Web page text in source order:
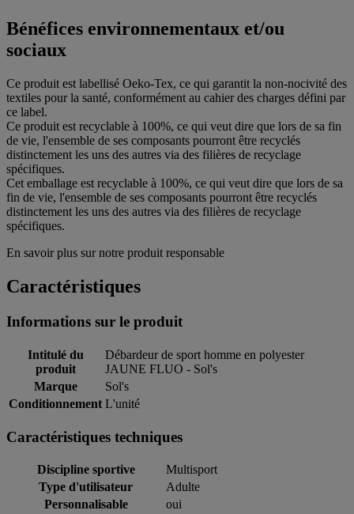
Bénéfices environnementaux et/ou
sociaux
Ce produit est labellisé Oeko-Tex, ce qui garantit la non-nocivité des
textiles pour la santé, conformément au cahier des charges défini par
ce label.
Ce produit est recyclable à 100%, ce qui veut dire que lors de sa fin
de vie, l'ensemble de ses composants pourront être recyclés
distinctement les uns des autres via des filières de recyclage
spécifiques.
Cet emballage est recyclable à 100%, ce qui veut dire que lors de sa
fin de vie, l'ensemble de ses composants pourront être recyclés
distinctement les uns des autres via des filières de recyclage
spécifiques.
En savoir plus sur notre produit responsable
Caractéristiques
Informations sur le produit
Intitulé du
produit
Débardeur de sport homme en polyester
JAUNE FLUO - Sol's
Marque
Sol's
Conditionnement L'unité
Caractéristiques techniques
Discipline sportive
Multisport
Type d'utilisateur
Adulte
Personnalisable
oui